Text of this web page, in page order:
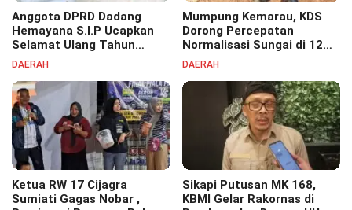
Anggota DPRD Dadang
Hemayana S.I.P Ucapkan
Selamat Ulang Tahun
untuk Bupati Bandung
DAERAH
Mumpung Kemarau, KDS
Dorong Percepatan
Normalisasi Sungai di 12
Kecamatan Tekan Resiko
DAERAH
Ketua RW 17 Cijagra
Sumiati Gagas Nobar ,
Sikapi Putusan MK 168,
KBMI Gelar Rakornas di